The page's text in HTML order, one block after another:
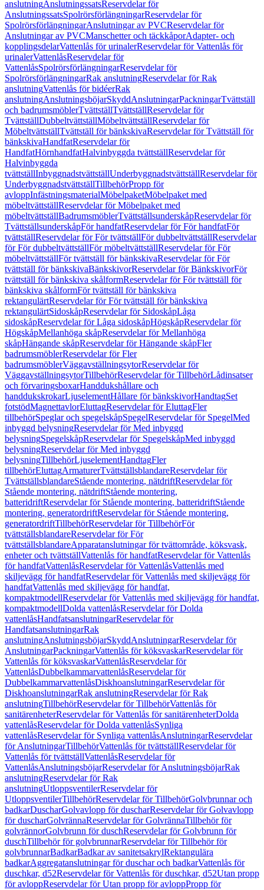
anslutningAnslutningssatsReservdelar för
AnslutningssatsSpolrörsförlängningarReservdelar för
SpolrörsförlängningarAnslutningar av PVCReservdelar för
Anslutningar av PVCManschetter och täckkåporAdapter- och
kopplingsdelarVattenlås för urinalerReservdelar för Vattenlås för
urinalerVattenlåsReservdelar för
VattenlåsSpolrörsförlängningarReservdelar för
SpolrörsförlängningarRak anslutningReservdelar för Rak
anslutningVattenlås för bidéerRak
anslutningAnslutningsböjarSkyddAnslutningarPackningarTvättställ
och badrumsmöblerTvättställTvättställReservdelar för
TvättställDubbeltvättställMöbeltvättställReservdelar för
MöbeltvättställTvättställ för bänkskivaReservdelar för Tvättställ för
bänkskivaHandfatReservdelar för
HandfatHörnhandfatHalvinbyggda tvättställReservdelar för
Halvinbyggda
tvättställInbyggnadstvättställUnderbyggnadstvättställReservdelar för
UnderbyggnadstvättställTillbehörPropp för
avloppInfästningsmaterialMöbelpaketMöbelpaket med
möbeltvättställReservdelar för Möbelpaket med
möbeltvättställBadrumsmöblerTvättställsunderskåpReservdelar för
TvättställsunderskåpFör handfatReservdelar för För handfatFör
tvättställReservdelar för För tvättställFör dubbeltvättställReservdelar
för För dubbeltvättställFör möbeltvättställReservdelar för För
möbeltvättställFör tvättställ för bänkskivaReservdelar för För
tvättställ för bänkskivaBänkskivorReservdelar för BänkskivorFör
tvättställ för bänkskiva skålformReservdelar för För tvättställ för
bänkskiva skålformFör tvättställ för bänkskiva
rektangulärtReservdelar för För tvättställ för bänkskiva
rektangulärtSidoskåpReservdelar för SidoskåpLåga
sidoskåpReservdelar för Låga sidoskåpHögskåpReservdelar för
HögskåpMellanhöga skåpReservdelar för Mellanhöga
skåpHängande skåpReservdelar för Hängande skåpFler
badrumsmöblerReservdelar för Fler
badrumsmöblerVäggavställningsytorReservdelar för
VäggavställningsytorTillbehörReservdelar för TillbehörLådinsatser
och förvaringsboxarHanddukshållare och
handdukskrokarLjuselementHållare för bänkskivorHandtagSet
fotstödMagnettavlorEluttagReservdelar för EluttagFler
tillbehörSpeglar och spegelskåpSpegelReservdelar för SpegelMed
inbyggd belysningReservdelar för Med inbyggd
belysningSpegelskåpReservdelar för SpegelskåpMed inbyggd
belysningReservdelar för Med inbyggd
belysningTillbehörLjuselementHandtagFler
tillbehörEluttagArmaturerTvättställsblandareReservdelar för
TvättställsblandareStående montering, nätdriftReservdelar för
Stående montering, nätdriftStående montering,
batteridriftReservdelar för Stående montering, batteridriftStående
montering, generatordriftReservdelar för Stående montering,
generatordriftTillbehörReservdelar för TillbehörFör
tvättställsblandareReservdelar för För
tvättställsblandareApparatanslutningar för tvättområde, köksvask,
enheter och tvättställVattenlås för handfatReservdelar för Vattenlås
för handfatVattenlåsReservdelar för VattenlåsVattenlås med
skiljevägg för handfatReservdelar för Vattenlås med skiljevägg för
handfatVattenlås med skiljevägg för handfat,
kompaktmodellReservdelar för Vattenlås med skiljevägg för handfat,
kompaktmodellDolda vattenlåsReservdelar för Dolda
vattenlåsHandfatsanslutningarReservdelar för
HandfatsanslutningarRak
anslutningAnslutningsböjarSkyddAnslutningarReservdelar för
AnslutningarPackningarVattenlås för köksvaskarReservdelar för
Vattenlås för köksvaskarVattenlåsReservdelar för
VattenlåsDubbelkammarvattenlåsReservdelar för
DubbelkammarvattenlåsDiskhoanslutningarReservdelar för
DiskhoanslutningarRak anslutningReservdelar för Rak
anslutningTillbehörReservdelar för TillbehörVattenlås för
sanitärenheterReservdelar för Vattenlås för sanitärenheterDolda
vattenlåsReservdelar för Dolda vattenlåsSynliga
vattenlåsReservdelar för Synliga vattenlåsAnslutningarReservdelar
för AnslutningarTillbehörVattenlås för tvättställReservdelar för
Vattenlås för tvättställVattenlåsReservdelar för
VattenlåsAnslutningsböjarReservdelar för AnslutningsböjarRak
anslutningReservdelar för Rak
anslutningUtloppsventilerReservdelar för
UtloppsventilerTillbehörReservdelar för TillbehörGolvbrunnar och
badkarDuscharGolvavlopp för duscharReservdelar för Golvavlopp
för duscharGolvrännaReservdelar för GolvrännaTillbehör för
golvrännorGolvbrunn för duschReservdelar för Golvbrunn för
duschTillbehör för golvbrunnarReservdelar för Tillbehör för
golvbrunnarBadkarBadkar av sanitetsakrylRektangulära
badkarAggregatanslutningar för duschar och badkarVattenlås för
duschkar, d52Reservdelar för Vattenlås för duschkar, d52Utan propp
för avloppReservdelar för Utan propp för avloppPropp för